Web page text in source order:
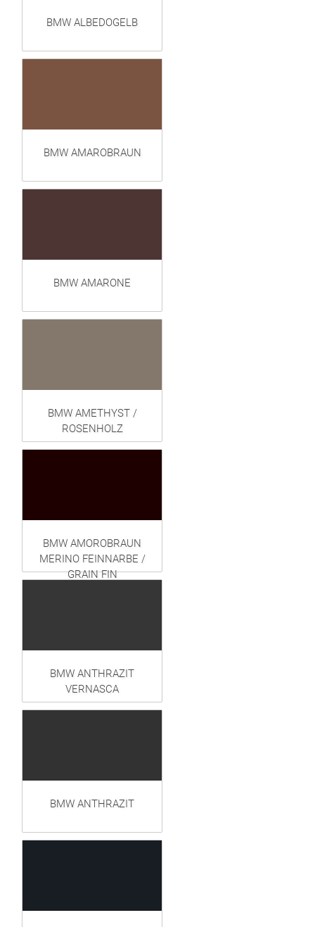
BMW ALBEDOGELB
BMW AMAROBRAUN
BMW AMARONE
BMW AMETHYST /
ROSENHOLZ
BMW AMOROBRAUN
MERINO FEINNARBE /
GRAIN FIN
BMW ANTHRAZIT
VERNASCA
BMW ANTHRAZIT